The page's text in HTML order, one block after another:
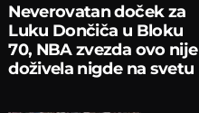
Neverovatan doček za
Luku Dončiča u Bloku
70, NBA zvezda ovo nije
doživela nigde na svetu